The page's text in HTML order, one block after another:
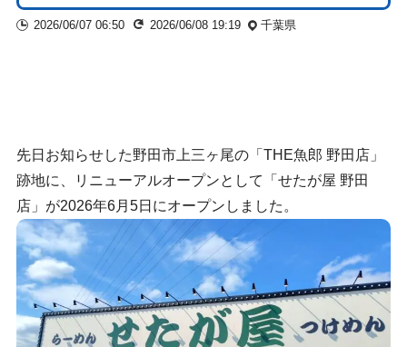
2026/06/07 06:50 2026/06/08 19:19 千葉県
先日お知らせした野田市上三ヶ尾の「THE魚郎 野田店」
跡地に、リニューアルオープンとして「せたが屋 野田
店」が2026年6月5日にオープンしました。